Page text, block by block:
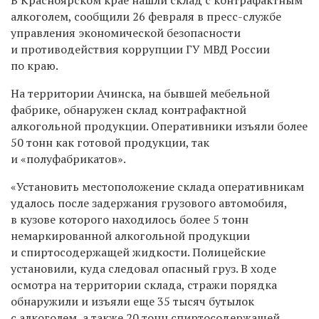
алкоголем, сообщили 26 февраля в пресс-службе
управления экономической безопасности
и противодействия коррупции ГУ МВД России
по краю.
На территории Ачинска, на бывшей мебельной
фабрике, обнаружен склад контрафактной
алкогольной продукции. Оперативники изъяли более
50 тонн как готовой продукции, так
и «полуфабрикатов».
«Установить местоположение склада оперативникам
удалось после задержания грузового автомобиля,
в кузове которого находилось более 5 тонн
немаркированной алкогольной продукции
и спиртосодержащей жидкости. Полицейские
установили, куда следовал опасный груз. В ходе
осмотра на территории склада, стражи порядка
обнаружили и изъяли еще 35 тысяч бутылок